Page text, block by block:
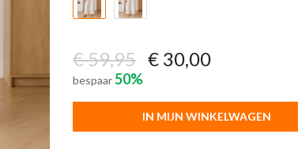
€ 59,95 € 30,00
bespaar50%
IN MIJN WINKELWAGEN